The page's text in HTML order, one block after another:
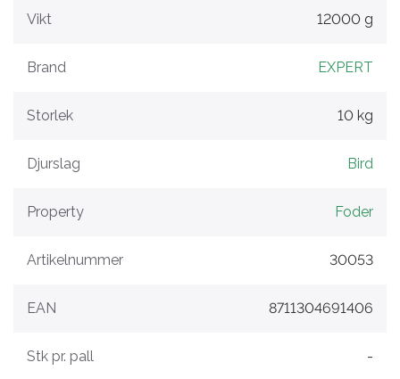
Vikt 12000 g
Brand EXPERT
Storlek 10 kg
Djurslag Bird
Property Foder
Artikelnummer 30053
EAN 8711304691406
Stk pr. pall -